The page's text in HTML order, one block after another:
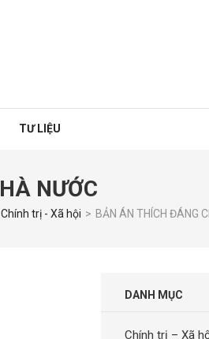
TƯ LIỆU
NƯỚC
Chính trị - Xã hội > BẢN ÁN THÍCH ĐÁNG
DANH MỤC
Chính trị – Xã